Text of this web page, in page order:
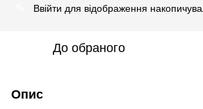
Ввійти для відображення
До обраного
Опис